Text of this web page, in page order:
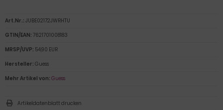
Art.Nr.: JUBE02172JWRHTU
GTIN/EAN: 7621701008183
MRSP/UVP: 54,90 EUR
Hersteller: Guess
Mehr Artikel von: Guess
Artikeldatenblatt drucken